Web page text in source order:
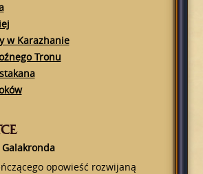
w Karazhanie
Tronu
opowieść rozwijaną